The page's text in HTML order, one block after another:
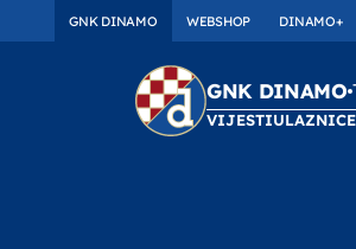
GNK DINAMO WEBSHOP DINAMO+
GNK DINAMO
VIJESTIULAZNICE